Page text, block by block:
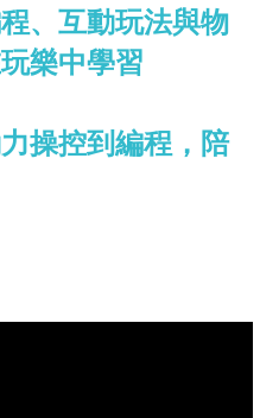
、互動玩法與物
樂中學習
操控到編程，陪